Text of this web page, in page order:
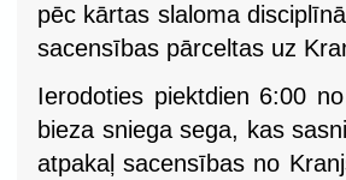
pēc kārtas slaloma
sacensības pārceltas uz
Ierodoties piektdien 6:00
bieza sniega sega, kas
atpakaļ sacensības no